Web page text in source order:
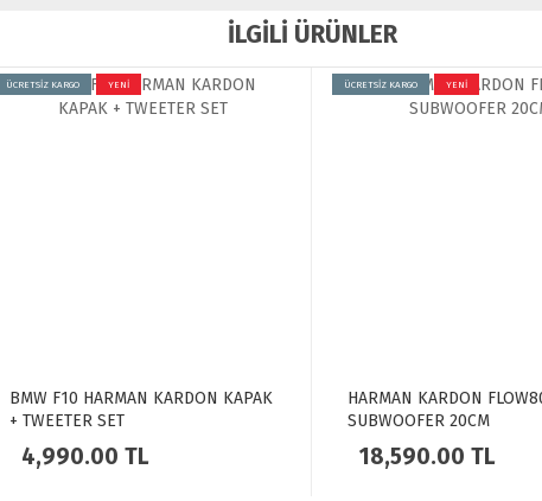
İLGİLİ ÜRÜNLER
ÜCRETSİZ KARGO YENİ
BMW F10 HARMAN KARDON KAPAK
+ TWEETER SET
4,990.00 TL
ÜCRETSİZ KARGO YENİ
HARMAN KARDON
SUBWOOFER 20CM
18,590.00 TL